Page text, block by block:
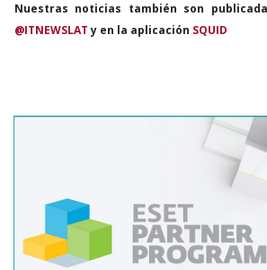
Nuestras noticias también son
@ITNEWSLATy en la aplicación SQUID